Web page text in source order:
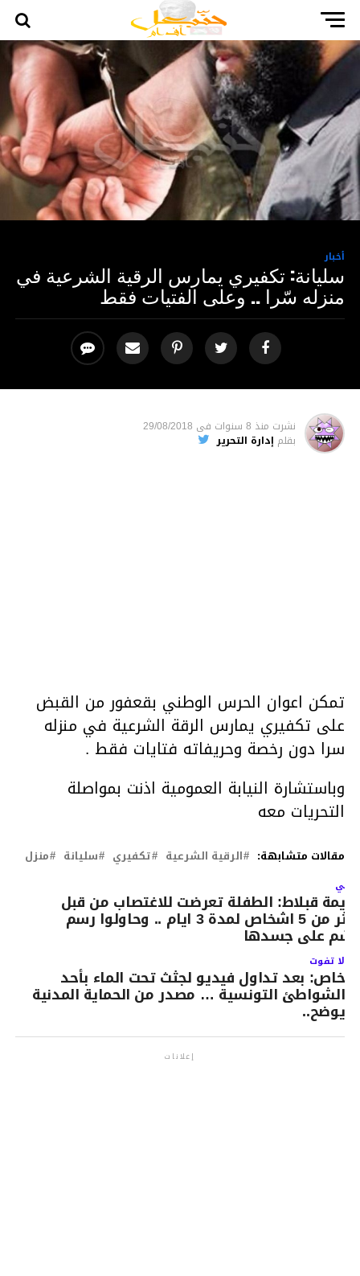
أخبار
سليانة: تكفيري يمارس الرقية الشرعية في
منزله سّرا .. وعلى الفتيات فقط
نشرت منذ 8 سنوات فى 29/08/2018
بقلم إدارة التحرير
تمكن اعوان الحرس الوطني بقعفور من القبض
على تكفيري يمارس الرقة الشرعية في منزله
سرا دون رخصة وحريفاته فتايات فقط .
وباستشارة النيابة العمومية اذنت بمواصلة
التحريات معه
مقالات متشابهة: الرقية الشرعية تكفيري سليانة منزل
قبلاط: الطفلة تعرضت للاغتصاب من قبل
اكثر من 5 اشخاص لمدة 3 ايام .. وحاولوا رسم
على جسدها
لا تفوت
خاص: بعد تداول فيديو لجثث تحت الماء بأحد
الشواطئ التونسية … مصدر من الحماية المدنية
يوضح..
إعلانات